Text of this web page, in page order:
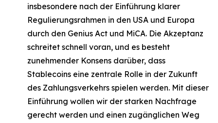
insbesondere nach der Einführung klarer
Regulierungsrahmen in den USA und Europa
durch den Genius Act und MiCA. Die Akzeptanz
schreitet schnell voran, und es besteht
zunehmender Konsens darüber, dass
Stablecoins eine zentrale Rolle in der Zukunft
des Zahlungsverkehrs spielen werden. Mit dieser
Einführung wollen wir der starken Nachfrage
gerecht werden und einen zugänglichen Weg